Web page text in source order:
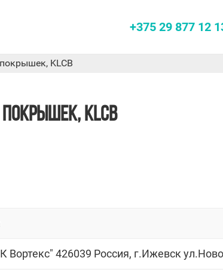
+375 29 877 12
KLCB
KLCB
Вортекс" 426039 Россия, г.Ижевск